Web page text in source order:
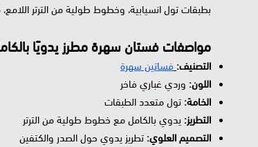
بطبقات تول انسيابية، وخطوط طولية من الترتر
مواصفات فستان سهرة مطرز يدويًا
التصنيف: فساتين سهرة
اللون: وردي غباري فاخر
الخامة: تول متعدد الطبقات
التطريز: يدوي بالكامل مع خطوط طولية من الترتر
التصميم العلوي: تطريز يدوي حول الصدر والكتفين